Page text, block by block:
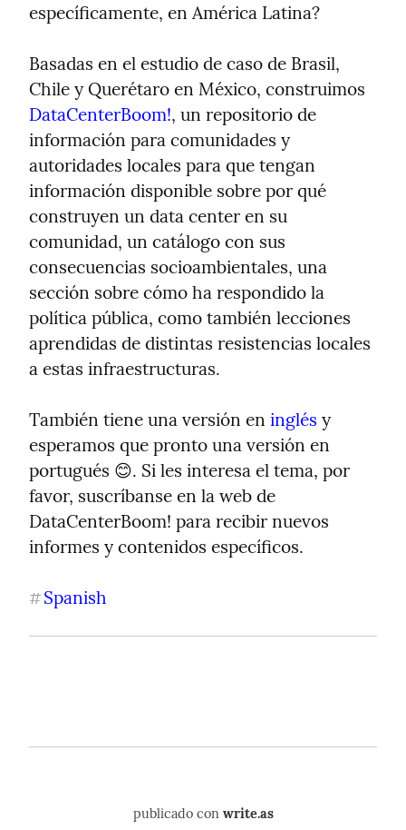
específicamente, en América Latina?
Basadas en el estudio de caso de Brasil,
DataCenterBoom!, un repositorio de
información para comunidades y
autoridades locales para que tengan
información disponible sobre por qué
construyen un data center en su
comunidad, un catálogo con sus
consecuencias socioambientales, una
sección sobre cómo ha respondido la
política pública, como también lecciones
aprendidas de distintas resistencias locales
a estas infraestructuras.
También tiene una versión en inglés y
esperamos que pronto una versión en
portugués 😊. Si les interesa el tema, por
favor, suscríbanse en la web de
DataCenterBoom! para recibir nuevos
informes y contenidos específicos.
#Spanish
publicado con write.as